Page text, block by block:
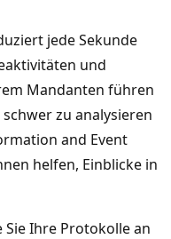
jede Sekunde
und
Mandanten führen
zu analysieren
and Event
helfen, Einblicke in
Ihre Protokolle an